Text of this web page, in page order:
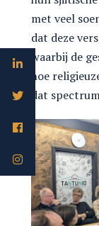
met veel
dat deze
waarbij de
hoe
dat